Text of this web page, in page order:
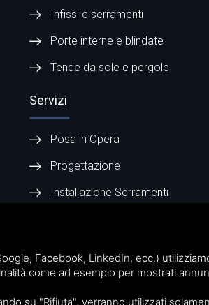
Infissi e serramenti
Porte interne e blindate
Tende da sole e pergole
Servizi
Posa in Opera
Progettazione
Installazione Serramenti
da Google reCAPTCHA v3,
Facebook, LinkedIn, ecc.)
come ad esempio per mostrati
su "Rifiuta", verranno utilizzati